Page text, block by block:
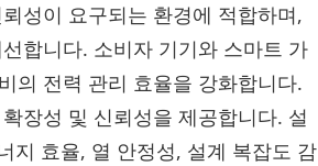
성이 요구되는 환경에 적합하며,
합니다. 소비자 기기와 스마트 가
의 전력 관리 효율을 강화합니다.
장성 및 신뢰성을 제공합니다. 설
지 효율, 열 안정성, 설계 복잡도 감